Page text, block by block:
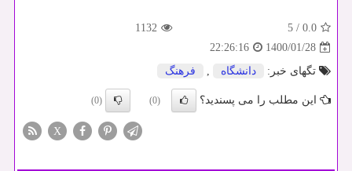
0.0
/
5
1132
1400/01/28
22:26:16
تگهای خبر:
دانشگاه , فرهنگ
این مطلب را می پسندید؟ (0)
(0)
X